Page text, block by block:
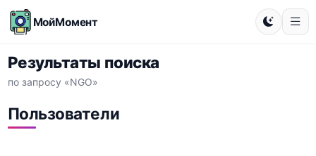
МойМомент
Результаты поиска
по запросу «NGO»
Пользователи